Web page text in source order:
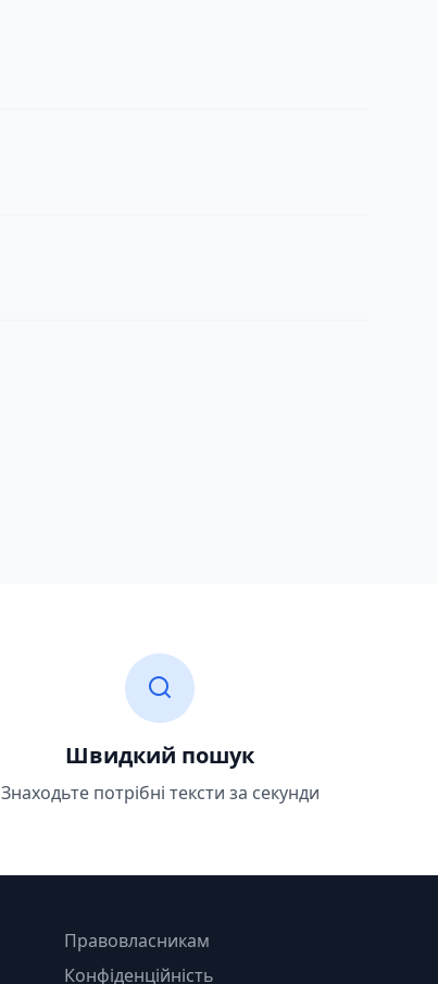
Швидкий пошук
Знаходьте потрібні тексти за секунди
Правовласникам
Конфіденційність